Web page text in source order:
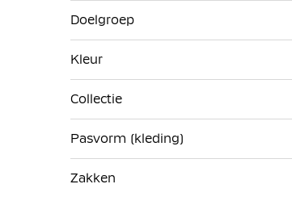
Doelgroep
Kleur
Collectie
Pasvorm (kleding)
Zakken